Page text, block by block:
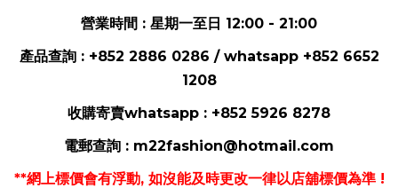
營業時間 : 星期一至日 12:00 - 21:00
產品查詢 : +852 2886 0286 / whatsapp +852 6652
1208
收購寄賣whatsapp : +852 5926 8278
電郵查詢 : m22fashion@hotmail.com
**網上標價會有浮動, 如沒能及時更改一律以店舖標價為準 !